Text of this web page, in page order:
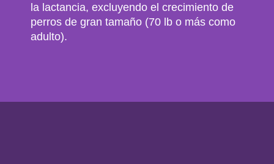
la lactancia, excluyendo el crecimiento de
perros de gran tamaño (70 lb o más como
adulto).